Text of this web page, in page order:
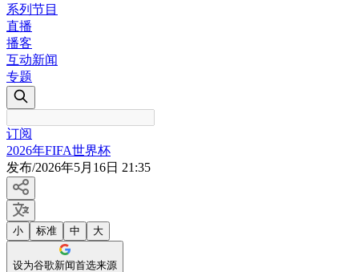
系列节目
直播
播客
互动新闻
专题
订阅
2026年FIFA世界杯
发布/2026年5月16日 21:35
小 标准 中 大
设为谷歌新闻首选来源